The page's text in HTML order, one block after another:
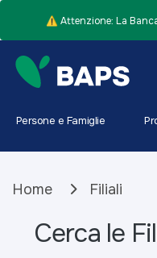
⚠️ Attenzione: La
Persone e Famiglie
Home Filiali
Cerca le